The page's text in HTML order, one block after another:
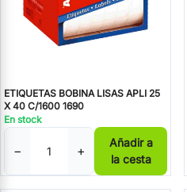
ETIQUETAS BOBINA LISAS APLI 25
X 40 C/1600 1690
En stock
− +
Añadir a
la cesta